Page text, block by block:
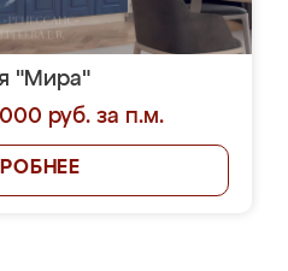
"Мира"
руб. за п.м.